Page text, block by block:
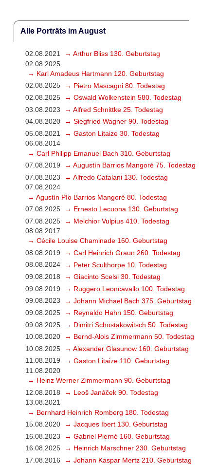
Alle Porträts im August
02.08.2021
→ Arthur Bliss 130. Geburtstag
02.08.2025
→ Karl Amadeus Hartmann 120. Geburtstag
02.08.2025
→ Pietro Mascagni 80. Todestag
02.08.2025
→ Oswald Wolkenstein 580. Todestag
03.08.2023
→ Alfred Schnittke 25. Todestag
04.08.2020
→ Siegfried Wagner 90. Todestag
05.08.2021
→ Gaston Litaize 30. Todestag
06.08.2014
→ Carl Philipp Emanuel Bach 310. Geburtstag
07.08.2019
→ Augustín Barrios Mangoré 75. Todestag
07.08.2023
→ Alfredo Catalani 130. Todestag
07.08.2024
→ Agustín Pío Barrios Mangoré 80. Todestag
07.08.2025
→ Ernesto Lecuona 130. Geburtstag
07.08.2025
→ Melchior Vulpius 410. Todestag
08.08.2017
→ Cécile Louise Chaminade 160. Geburtstag
08.08.2019
→ Carl Heinrich Graun 260. Todestag
08.08.2024
→ Peter Sculthorpe 10. Todestag
09.08.2018
→ Giacinto Scelsi 30. Todestag
09.08.2019
→ Ruggero Leoncavallo 100. Todestag
09.08.2023
→ Johann Michael Bach 375. Geburtstag
09.08.2025
→ Reynaldo Hahn 150. Geburtstag
09.08.2025
→ Dimitri Schostakowitsch 50. Todestag
10.08.2020
→ Bernd-Alois Zimmermann 50. Todestag
10.08.2025
→ Alexander Glasunow 160. Geburtstag
11.08.2019
→ Gaston Litaize 110. Geburtstag
11.08.2020
→ Heinz Werner Zimmermann 90. Geburtstag
12.08.2018
→ Leoš Janáček 90. Todestag
13.08.2021
→ Bernhard Heinrich Romberg 180. Todestag
15.08.2020
→ Jacques Ibert 130. Geburtstag
16.08.2023
→ Gabriel Pierné 160. Geburtstag
16.08.2025
→ Heinrich Marschner 230. Geburtstag
17.08.2016
→ Johann Kaspar Mertz 210. Geburtstag